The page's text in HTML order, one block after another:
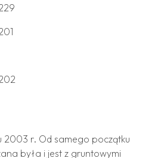
2003 r. Od samego początku
była i jest z gruntowymi